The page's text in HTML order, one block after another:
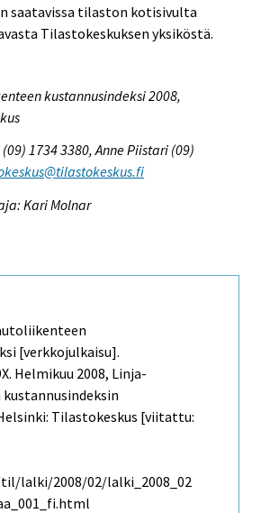
saatavissa tilaston kotisivulta
Tilastokeskuksen yksiköstä.
kustannusindeksi 2008,
1734 3380, Anne Piistari (09)
Kari Molnar
[verkkojulkaisu].
Helmikuu 2008, Linja-
Tilastokeskus [viitattu:
lalki/2008/02/lalki_2008_02